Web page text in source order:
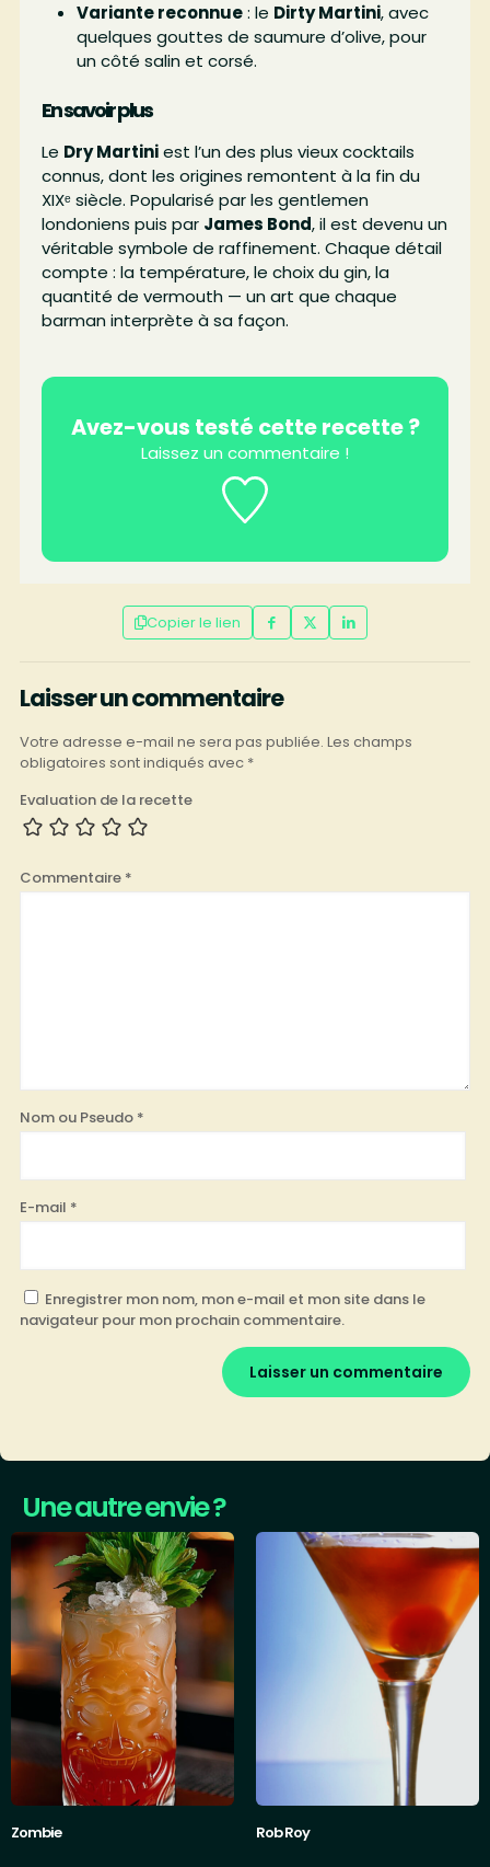
Variante reconnue: le Dirty Martini, avec
quelques gouttes de saumure d’olive, pour
un côté salin et corsé.
En savoir plus
Le Dry Martiniest l’un des plus vieux cocktails
connus, dont les origines remontent à la fin du
XIXᵉ siècle. Popularisé par les gentlemen
londoniens puis par James Bond, il est devenu un
véritable symbole de raffinement. Chaque détail
compte : la température, le choix du gin, la
quantité de vermouth — un art que chaque
barman interprète à sa façon.
Avez-vous testé cette recette ?
Laissez un commentaire !
Copier le lien
Laisser un commentaire
Votre adresse e-mail ne sera pas publiée. Les champs
obligatoires sont indiqués avec *
Evaluation de la recette
Commentaire *
Nom ou Pseudo *
E-mail *
Enregistrer mon nom, mon e-mail et mon site dans le
navigateur pour mon prochain commentaire.
Une autre envie ?
Zombie Rob Roy